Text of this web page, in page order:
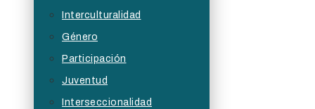
Interculturalidad
Género
Participación
Juventud
Interseccionalidad